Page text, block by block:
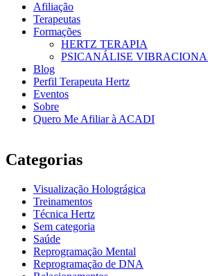
Afiliação
Terapeutas
Formações
HERTZ TERAPIA
PSICANÁLISE
Blog
Perfil Terapeuta Hertz
Eventos
Sobre
Quero Me Afiliar à ACADI
Categorias
Visualização Holográgica
Treinamentos
Técnica Hertz
Sem categoria
Saúde
Reprogramação Mental
Reprogramação de DNA